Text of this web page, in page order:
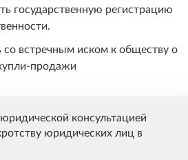
государственную регистрацию
со встречным иском к обществу о
продажи
(банкротом), в
конкурсное производство.
консультацией
юридических лиц в